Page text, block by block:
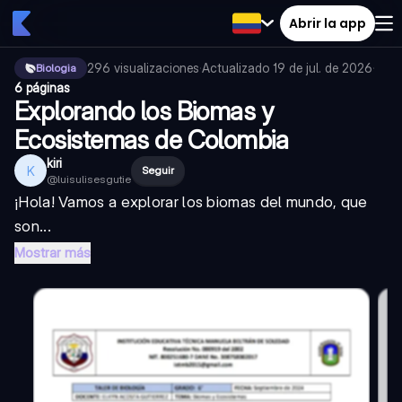
Abrir la app
Biologia 296 visualizaciones·Actualizado 19 de jul. de 2026·
6 páginas
Explorando los Biomas y
Ecosistemas de Colombia
K kiri
@luisulisesgutie
Seguir
¡Hola! Vamos a explorar los biomas del mundo, que
son...
Mostrar más